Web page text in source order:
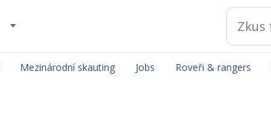
Mezinárodní skauting Jobs Roveři & rangers